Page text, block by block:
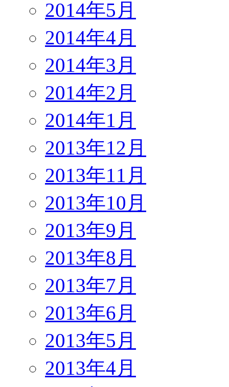
2014年5月
2014年4月
2014年3月
2014年2月
2014年1月
2013年12月
2013年11月
2013年10月
2013年9月
2013年8月
2013年7月
2013年6月
2013年5月
2013年4月